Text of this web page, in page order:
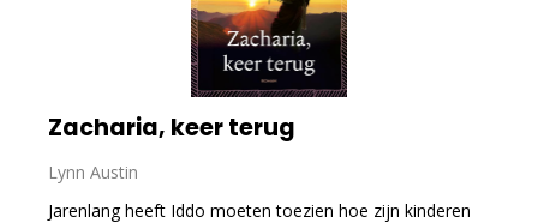
Zacharia, keer terug
Lynn Austin
Jarenlang heeft Iddo moeten toezien hoe zijn kinderen